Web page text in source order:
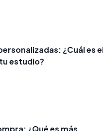
¿Cuál es
estudio?
¿Qué es más